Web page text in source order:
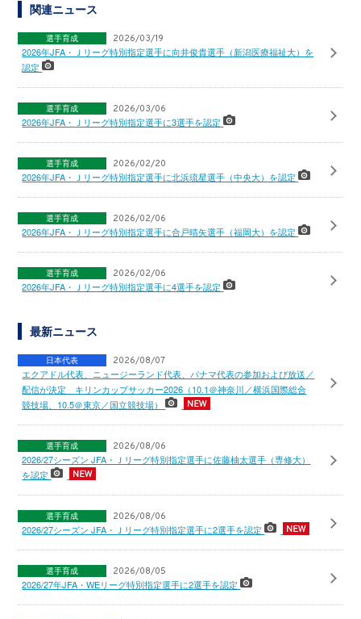
関連ニュース
選手育成 2026/03/19
2026年JFA・Ｊリーグ特別指定選手に向井俊貴選手（新潟医療福祉大）を
認定
選手育成 2026/03/06
2026年JFA・Ｊリーグ特別指定選手に3選手を認定
選手育成 2026/02/20
2026年JFA・Ｊリーグ特別指定選手に北浜琉星選手（中央大）を認定
選手育成 2026/02/06
2026年JFA・Ｊリーグ特別指定選手に合戸晴矢選手（福岡大）を認定
選手育成 2026/02/06
2026年JFA・Ｊリーグ特別指定選手に4選手を認定
最新ニュース
日本代表 2026/08/07
エクアドル代表、ニュージーランド代表、パナマ代表の参加および放送／
配信が決定 キリンカップサッカー2026（10.1＠神奈川／横浜国際総合
競技場、10.5＠東京／国立競技場）
選手育成 2026/08/06
2026/27シーズン JFA・Ｊリーグ特別指定選手に佐藤柚太選手（専修大）
を認定
選手育成 2026/08/06
2026/27シーズン JFA・Ｊリーグ特別指定選手に2選手を認定
選手育成 2026/08/05
2026/27年JFA・WEリーグ特別指定選手に2選手を認定